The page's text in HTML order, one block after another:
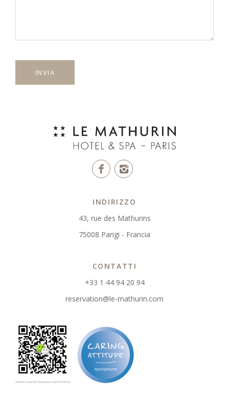
INVIA
INDIRIZZO
43, rue des Mathurins
75008 Parigi - Francia
CONTATTI
+33 1 44 94 20 94
reservation@le-mathurin.com